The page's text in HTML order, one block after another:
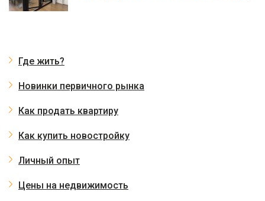
Где жить?
Новинки первичного рынка
Как продать квартиру
Как купить новостройку
Личный опыт
Цены на недвижимость